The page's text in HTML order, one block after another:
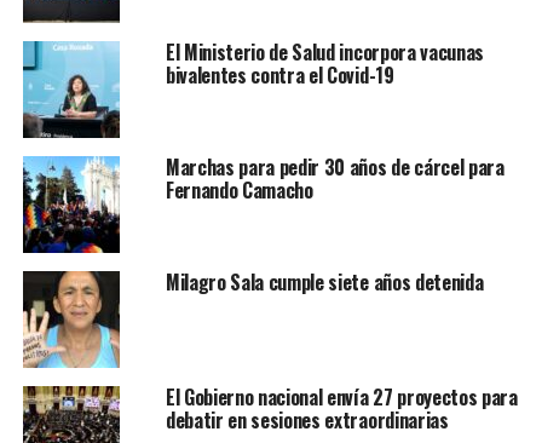
El Ministerio de Salud incorpora vacunas
bivalentes contra el Covid-19
Marchas para pedir 30 años de cárcel para
Fernando Camacho
Milagro Sala cumple siete años detenida
El Gobierno nacional envía 27 proyectos para
debatir en sesiones extraordinarias